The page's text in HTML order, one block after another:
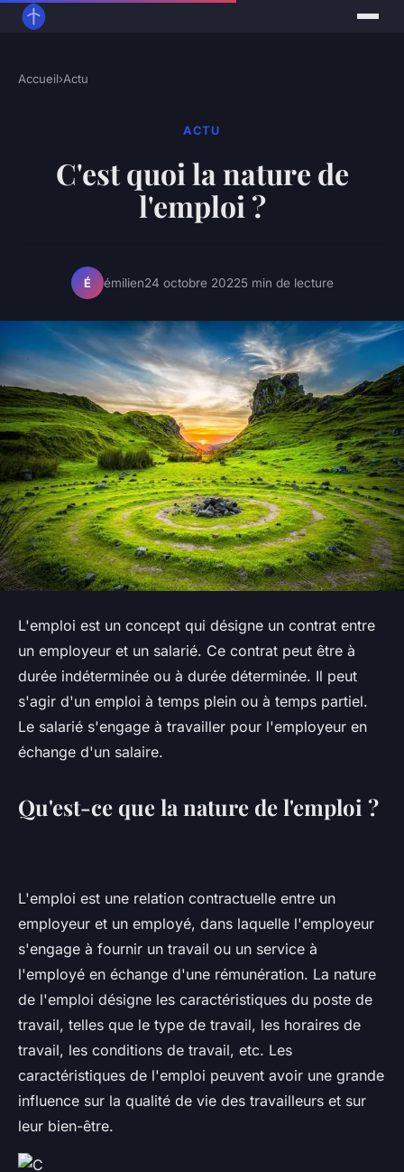
Accueil›Actu
ACTU
C'est quoi la nature de
l'emploi ?
É émilien24 octobre 20225 min de lecture
L'emploi est un concept qui désigne un contrat entre
un employeur et un salarié. Ce contrat peut être à
durée indéterminée ou à durée déterminée. Il peut
s'agir d'un emploi à temps plein ou à temps partiel.
Le salarié s'engage à travailler pour l'employeur en
échange d'un salaire.
Qu'est-ce que la nature de l'emploi ?
L'emploi est une relation contractuelle entre un
employeur et un employé, dans laquelle l'employeur
s'engage à fournir un travail ou un service à
l'employé en échange d'une rémunération. La nature
de l'emploi désigne les caractéristiques du poste de
travail, telles que le type de travail, les horaires de
travail, les conditions de travail, etc. Les
caractéristiques de l'emploi peuvent avoir une grande
influence sur la qualité de vie des travailleurs et sur
leur bien-être.